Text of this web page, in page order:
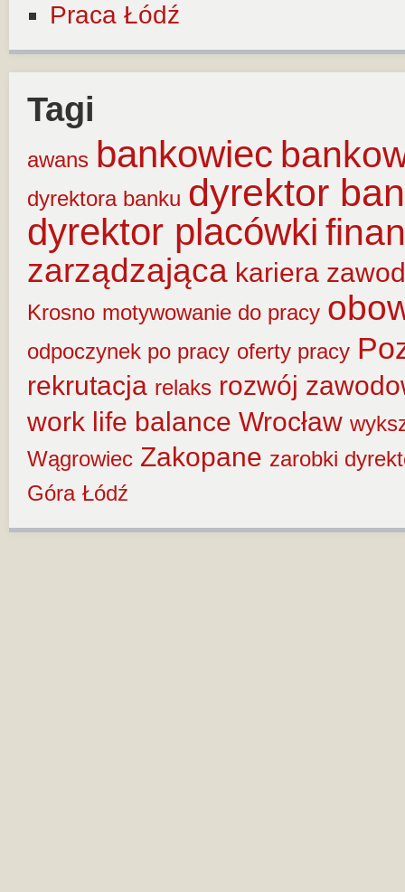
Praca Łódź
Tagi
awans bankowiec
dyrektora banku dyrektor
dyrektor placówki
zarządzająca kariera
Krosno motywowanie do pracy
odpoczynek po pracy oferty pracy
rekrutacja relaks rozwój
work life balance Wrocław
Wągrowiec Zakopane zarobki
Góra Łódź